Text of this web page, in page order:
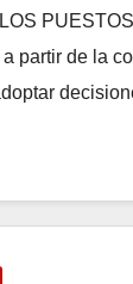
partir de la